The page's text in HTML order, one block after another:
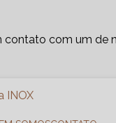
contato com um de